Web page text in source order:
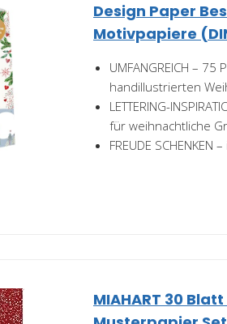
Design Paper
Motivpapiere
UMFANGREICH –
handillustrierten
LETTERING-
für weihnachtliche
FREUDE
MIAHART 30